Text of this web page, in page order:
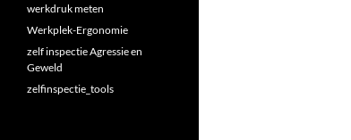
werkdruk meten
Werkplek-Ergonomie
zelf inspectie Agressie en
Geweld
zelfinspectie_tools